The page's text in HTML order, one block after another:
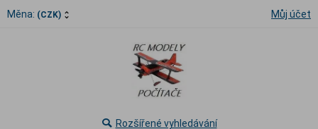
Měna: (CZK) Můj účet
Rozšířené vyhledávání